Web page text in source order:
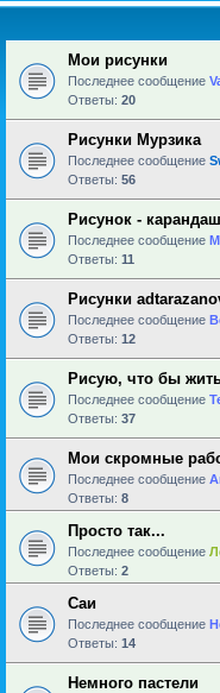
Мои рисунки
Последнее сообщение
Ответы: 20
Рисунки Мурзика
Последнее сообщение
Ответы: 56
Рисунок - карандаш
Последнее сообщение
Ответы: 11
Рисунки
Последнее сообщение
Ответы: 12
Рисую, что бы
Последнее сообщение
Ответы: 37
Мои скромные
Последнее сообщение
Ответы: 8
Просто так...
Последнее сообщение
Ответы: 2
Саи
Последнее сообщение
Ответы: 14
Немного пастели